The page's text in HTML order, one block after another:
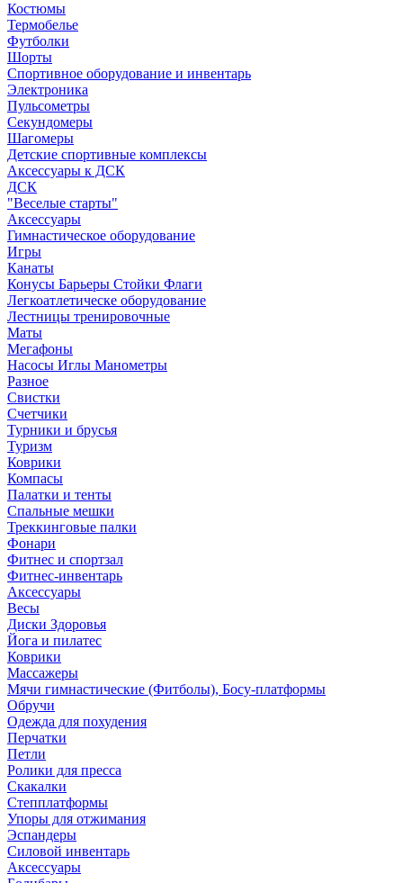
Костюмы
Термобелье
Футболки
Шорты
Спортивное оборудование и инвентарь
Электроника
Пульсометры
Секундомеры
Шагомеры
Детские спортивные комплексы
Аксессуары к ДСК
ДСК
"Веселые старты"
Аксессуары
Гимнастическое оборудование
Игры
Канаты
Конусы Барьеры Стойки Флаги
Легкоатлетическе оборудование
Лестницы тренировочные
Маты
Мегафоны
Насосы Иглы Манометры
Разное
Свистки
Счетчики
Турники и брусья
Туризм
Коврики
Компасы
Палатки и тенты
Спальные мешки
Треккинговые палки
Фонари
Фитнес и спортзал
Фитнес-инвентарь
Аксессуары
Весы
Диски Здоровья
Йога и пилатес
Коврики
Массажеры
Мячи гимнастические (Фитболы), Босу-платформы
Обручи
Одежда для похудения
Перчатки
Петли
Ролики для пресса
Скакалки
Степплатформы
Упоры для отжимания
Эспандеры
Силовой инвентарь
Аксессуары